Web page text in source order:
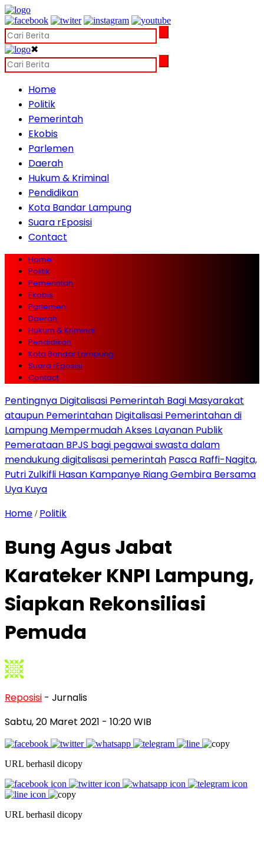
✖
Home
Politik
Pemerintah
Ekobis
Parlemen
Daerah
Hukum & Kriminal
Pendidikan
Kota Bandar Lampung
Suara rEposisi
Contact
Home
Politik
Pemerintah
Ekobis
Parlemen
Daerah
Hukum & Kriminal
Pendidikan
Kota Bandar Lampung
Suara rEposisi
Contact
Pentingnya Digitalisasi Pemerintah Bagi Masyarakat
ataupun Pemerintahan Digitalisasi Pemerintahan di
Lampung Mempermudah Akses Layanan Publik
Pemerataan BPJS bagi pegawai swasta dalam
mendukung digitalisasi pemerintah Pasca Raffi-Nagita,
Putri Zulkifli Hasan Kampanye Riang Gembira Bersama
Uya Kuya
Home / Politik
Bung Agus Jabat
Karateker KNPI Lampung,
Siapkan Rekonsiliasi
Pemuda
Reposisi - Jurnalis
Sabtu, 20 Maret 2021 - 10:20 WIB
URL berhasil dicopy
URL berhasil dicopy